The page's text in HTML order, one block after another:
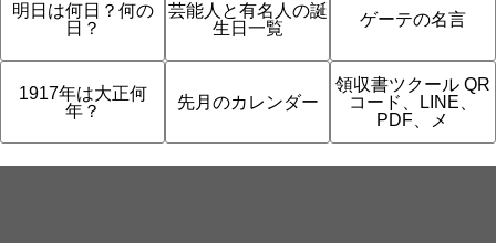
明日は何日？何の
日？
芸能人と有名人の誕
生日一覧
ゲーテの名言
1917年は大正何
年？
先月のカレンダー
領収書ツクール QR
コード、LINE、
PDF、メ